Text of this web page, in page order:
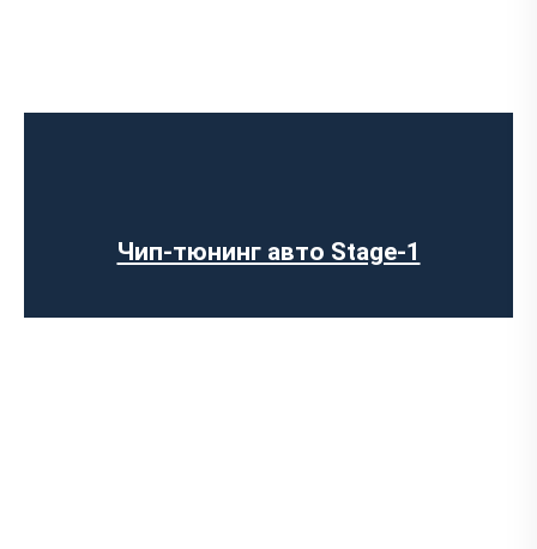
Чип-тюнинг авто Stage-1